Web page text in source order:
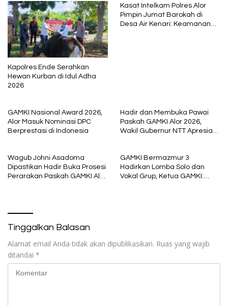
Kapolres Ende Serahkan
Hewan Kurban di Idul Adha
2026
Kasat Intelkam Polres Alor
Pimpin Jumat Barokah di
Desa Air Kenari: Keamanan
GAMKI Nasional Award 2026,
Alor Masuk Nominasi DPC
Berprestasi di Indonesia
Hadir dan Membuka Pawai
Paskah GAMKI Alor 2026,
Wakil Gubernur NTT Apresiasi
Wagub Johni Asadoma
Dipastikan Hadir Buka Prosesi
Perarakan Paskah GAMKI Alor
GAMKI Bermazmur 3
Hadirkan Lomba Solo dan
Vokal Grup, Ketua GAMKI:
Tinggalkan Balasan
Alamat email Anda tidak akan dipublikasikan. Ruas yang wajib
ditandai *